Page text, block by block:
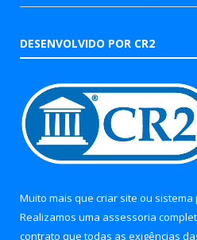
DESENVOLVIDO POR CR2
Muito mais que criar site ou sistema
Realizamos uma assessoria
contrato que todas as exigências